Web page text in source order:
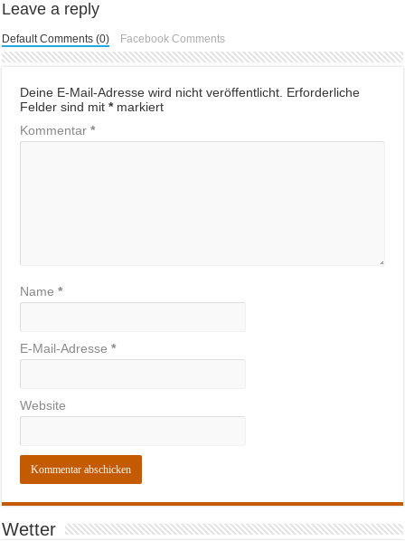
Leave a reply
Default Comments (0) Facebook Comments
Deine E-Mail-Adresse wird nicht veröffentlicht. Erforderliche
Felder sind mit*markiert
Kommentar*
Name*
E-Mail-Adresse*
Website
Wetter